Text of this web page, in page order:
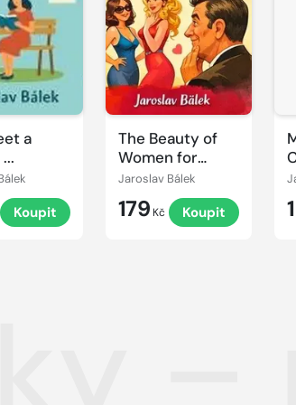
a
Koupit
The Beauty of
Women for
Middle Aged
and Older Men
Jaroslav Bálek
179 Kč Koupit